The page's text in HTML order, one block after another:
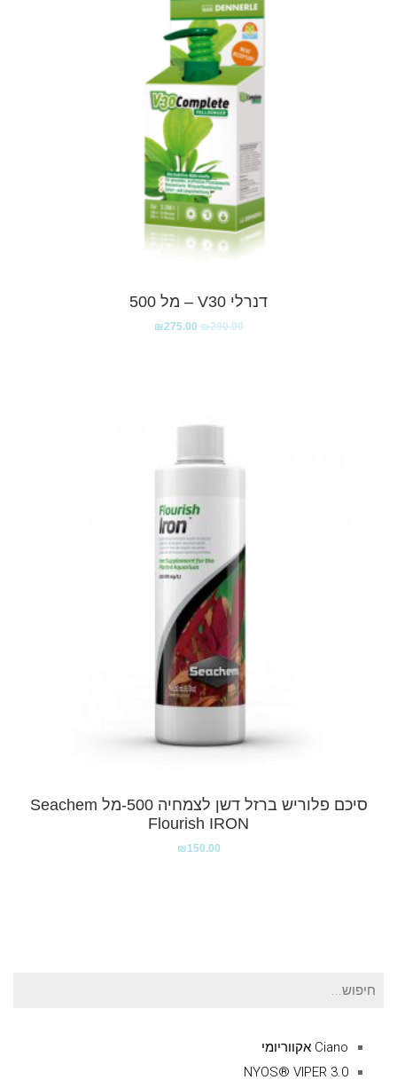
דנרלי V30 – מל 500
₪290.00
₪275.00
סיכם פלוריש ברזל דשן לצמחיה 500-מל Seachem
Flourish IRON
₪150.00
חיפוש
Ciano אקווריומי
NYOS® VIPER 3.0